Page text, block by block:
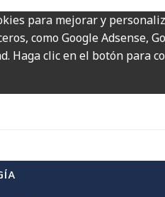
para mejorar y
como Google Adsense,
Haga clic en el botón para